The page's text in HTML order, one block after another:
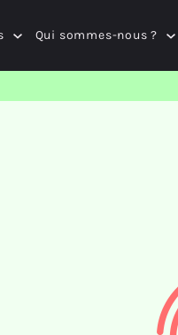
Qui sommes-nous ?